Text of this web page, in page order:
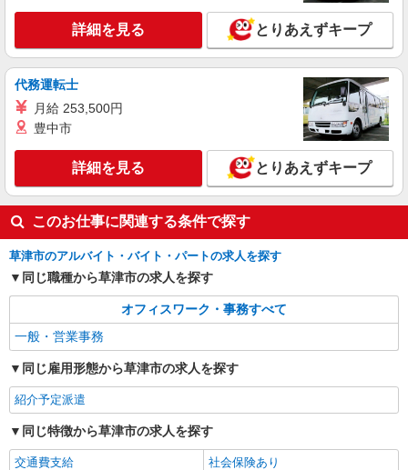
基づき交通費支給
滋賀県草津市（草津駅）
キープ 詳細を見る
詳細を見る とりあえずキープ
代務運転士
月給 253,500円
豊中市
詳細を見る とりあえずキープ
このお仕事に関連する条件で探す
草津市のアルバイト・バイト・パートの求人を探す
同じ職種から草津市の求人を探す
オフィスワーク・事務すべて
一般・営業事務
同じ雇用形態から草津市の求人を探す
紹介予定派遣
同じ特徴から草津市の求人を探す
交通費支給
社会保険あり